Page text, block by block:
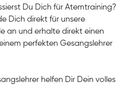
Du Dich für Atemtraining?
Dich direkt für unsere
an und erhalte direkt einen
perfekten Gesangslehrer
helfen Dir Dein volles